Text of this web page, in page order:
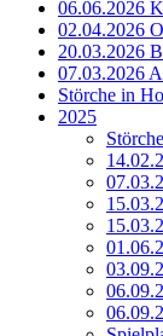
06.06.2026
02.04.2026
20.03.2026
07.03.2026
Störche in
2025